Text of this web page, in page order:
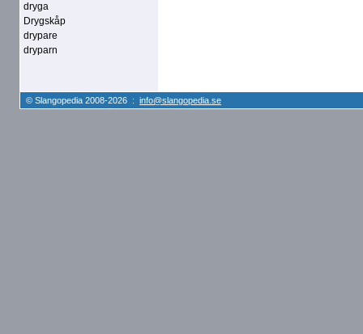
dryga
Drygskåp
drypare
dryparn
© Slangopedia 2008-2026 : info@slangopedia.se